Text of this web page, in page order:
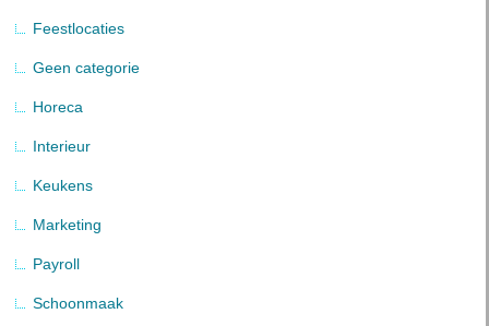
Feestlocaties
Geen categorie
Horeca
Interieur
Keukens
Marketing
Payroll
Schoonmaak